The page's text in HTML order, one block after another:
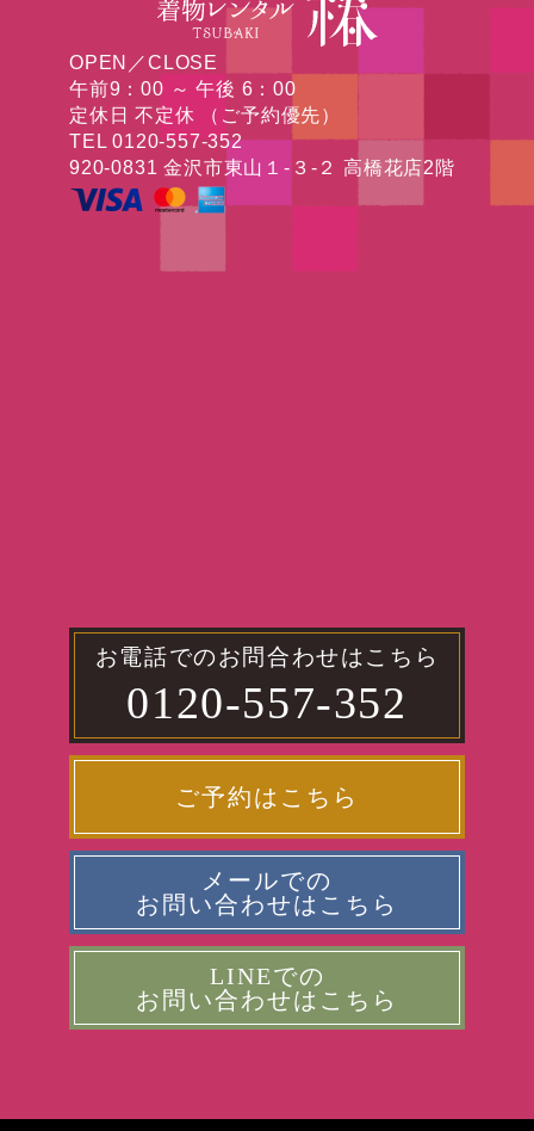
OPEN／CLOSE
午前9：00 ～ 午後 6：00
定休日 不定休 （ご予約優先）
TEL 0120-557-352
920-0831 金沢市東山１-３-２ 高橋花店2階
お電話でのお問合わせはこちら
0120-557-352
ご予約はこちら
メールでの
お問い合わせはこちら
LINEでの
お問い合わせはこちら